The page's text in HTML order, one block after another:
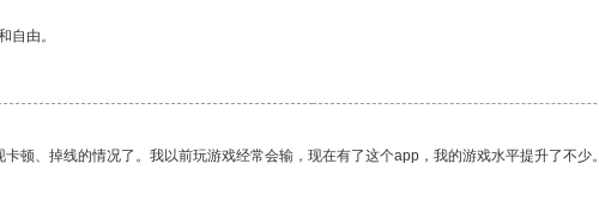
自由。
顿、掉线的情况了。我以前玩游戏经常会输，现在有了这个app，我的游戏水平提升了不少。